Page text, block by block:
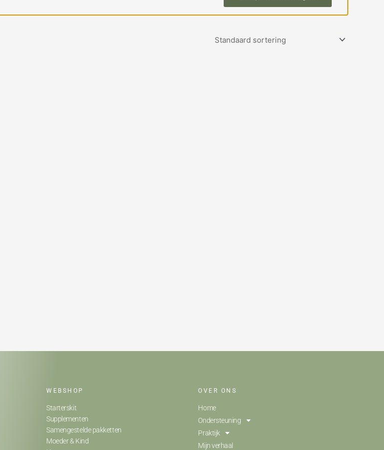
WEBSHOP
Starterskit
Supplementen
Samengestelde pakketten
Moeder & Kind
OVER ONS
Home
Ondersteuning
Praktijk
Mijn verhaal